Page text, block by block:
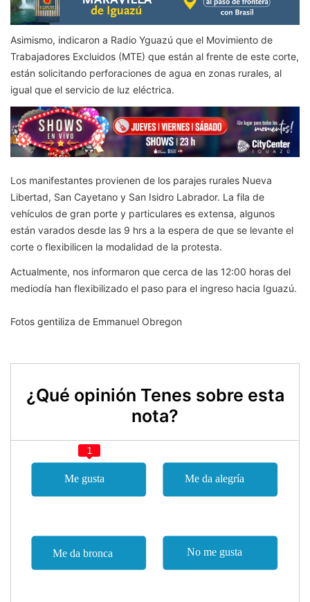
Asimismo, indicaron a Radio Yguazú que el Movimiento de
Trabajadores Excluidos (MTE) que están al frente de este corte,
están solicitando perforaciones de agua en zonas rurales, al
igual que el servicio de luz eléctrica.
Los manifestantes provienen de los parajes rurales Nueva
Libertad, San Cayetano y San Isidro Labrador. La fila de
vehículos de gran porte y particulares es extensa, algunos
están varados desde las 9 hrs a la espera de que se levante el
corte o flexibilicen la modalidad de la protesta.
Actualmente, nos informaron que cerca de las 12:00 horas del
mediodía han flexibilizado el paso para el ingreso hacia Iguazú.
Fotos gentiliza de Emmanuel Obregon
¿Qué opinión Tenes sobre esta
nota?
1